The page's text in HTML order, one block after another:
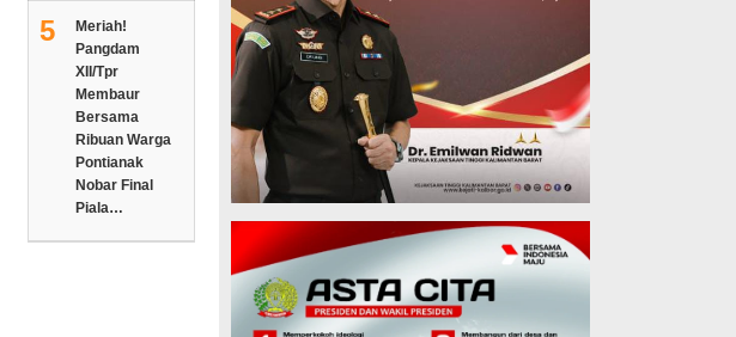
5
Meriah!
Pangdam
XII/Tpr
Membaur
Bersama
Ribuan Warga
Pontianak
Nobar Final
Piala…